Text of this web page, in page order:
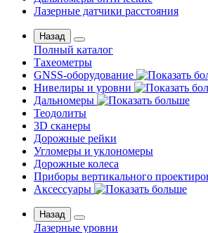
Лазерные датчики расстояния
Назад
Полный каталог
Тахеометры
GNSS-оборудование
Нивелиры и уровни
Дальномеры
Теодолиты
3D сканеры
Дорожные рейки
Угломеры и уклономеры
Дорожные колеса
Приборы вертикального
Аксессуары
Назад
Лазерные уровни